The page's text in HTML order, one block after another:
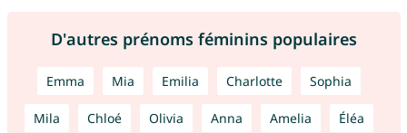
D'autres prénoms féminins populaires
Emma Mia Emilia Charlotte Sophia
Mila Chloé Olivia Anna Amelia Éléa